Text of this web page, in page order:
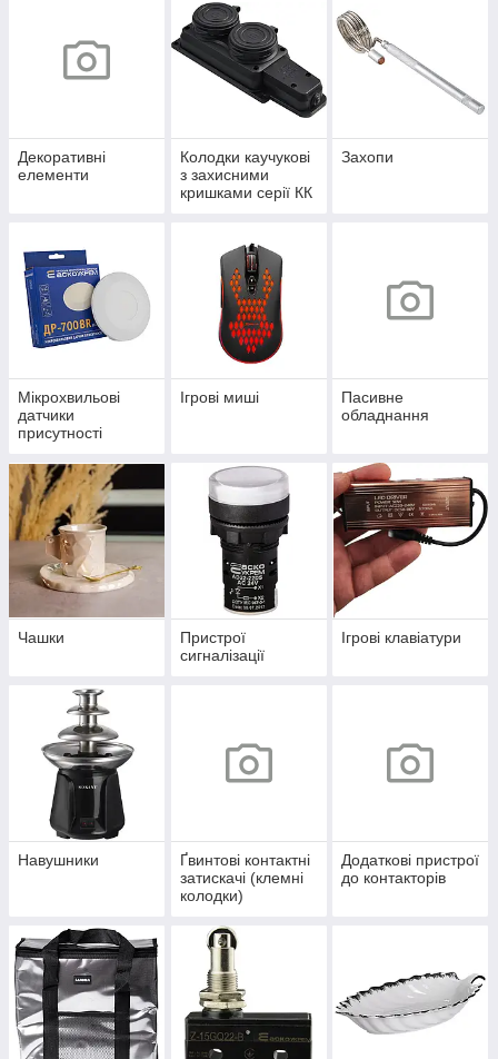
Декоративні
елементи
Колодки каучукові
з захисними
кришками серії КК
Захопи
Мікрохвильові
датчики
присутності
Ігрові миші
Пасивне
обладнання
Чашки
Пристрої
сигналізації
Ігрові клавіатури
Навушники
Ґвинтові контактні
затискачі (клемні
колодки)
Додаткові пристрої
до контакторів